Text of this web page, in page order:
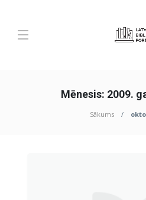
Mēnesis: 2009.
Sākums